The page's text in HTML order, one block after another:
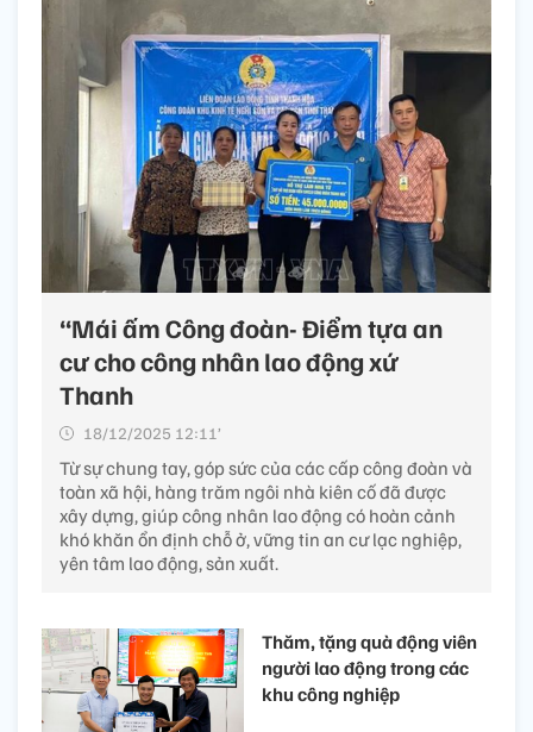
“Mái ấm Công đoàn- Điểm tựa an
cư cho công nhân lao động xứ
Thanh
18/12/2025 12:11’
Từ sự chung tay, góp sức của các cấp công đoàn và
toàn xã hội, hàng trăm ngôi nhà kiên cố đã được
xây dựng, giúp công nhân lao động có hoàn cảnh
khó khăn ổn định chỗ ở, vững tin an cư lạc nghiệp,
yên tâm lao động, sản xuất.
Thăm, tặng quà động viên
người lao động trong các
khu công nghiệp